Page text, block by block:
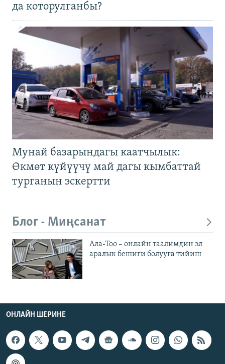
да которулганбы?
Мунай базарындагы каатчылык:
Өкмөт күйүүчү май дагы кымбаттай
турганын эскертти
Блог - Миңсанат
Ала-Тоо – онлайн таалимдин эл
аралык бешиги болууга тийиш
ОНЛАЙН ШЕРИНЕ